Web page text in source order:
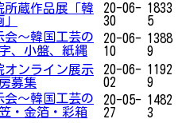
所蔵作品展「韓
20-06-
30
1833
5
会〜韓国工芸の
、小盤、紙縄
20-06-
10
1388
9
オンライン展示
募集
20-06-
02
1192
9
会〜韓国工芸の
・金箔・彩箱
20-05-
27
1482
3